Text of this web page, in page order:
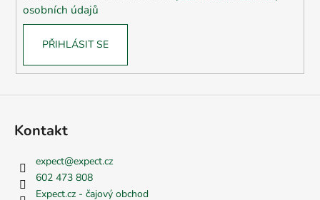
ý
p
osobních údajů
PŘIHLÁSIT SE
Kontakt
expect@expect.cz
602 473 808
Expect.cz - čajový obchod